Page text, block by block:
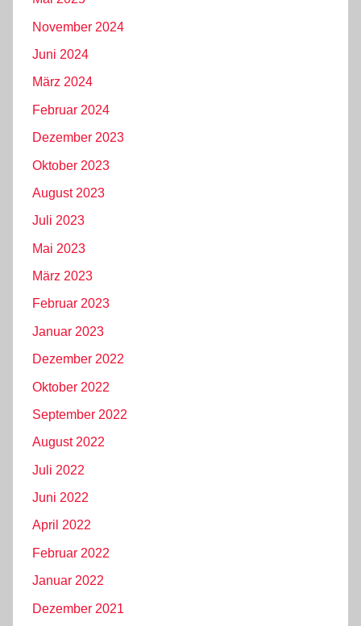
November 2024
Juni 2024
März 2024
Februar 2024
Dezember 2023
Oktober 2023
August 2023
Juli 2023
Mai 2023
März 2023
Februar 2023
Januar 2023
Dezember 2022
Oktober 2022
September 2022
August 2022
Juli 2022
Juni 2022
April 2022
Februar 2022
Januar 2022
Dezember 2021